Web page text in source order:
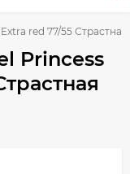
red 77/55
Princess